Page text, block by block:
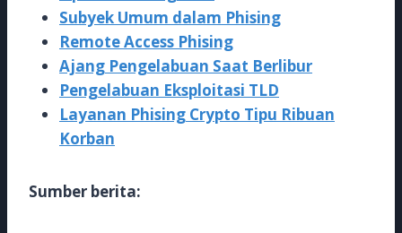
Subyek Umum dalam Phising
Remote Access Phising
Ajang Pengelabuan Saat Berlibur
Pengelabuan Eksploitasi TLD
Layanan Phising Crypto Tipu Ribuan
Korban
Sumber berita: